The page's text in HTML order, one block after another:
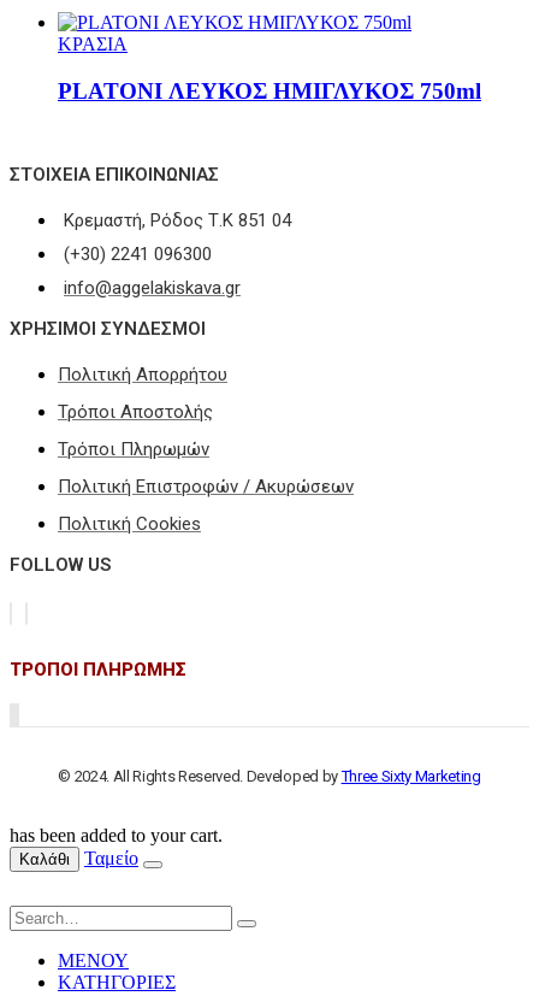
ΚΡΑΣΙΑ
PLATONI ΛΕΥΚΟΣ ΗΜΙΓΛΥΚΟΣ 750ml
ΣΤΟΙΧΕΊΑ ΕΠΙΚΟΙΝΩΝΊΑΣ
Κρεμαστή, Ρόδος Τ.Κ 851 04
(+30) 2241 096300
info@aggelakiskava.gr
ΧΡΗΣΙΜΟΙ ΣΥΝΔΕΣΜΟΙ
Πολιτική Απορρήτου
Τρόποι Αποστολής
Τρόποι Πληρωμών
Πολιτική Επιστροφών / Ακυρώσεων
Πολιτική Cookies
FOLLOW US
ΤΡΟΠΟΙ ΠΛΗΡΩΜΗΣ
© 2024. All Rights Reserved. Developed byThree Sixty Marketing
has been added to your cart.
Καλάθι Ταμείο
ΜΕΝΟΥ
ΚΑΤΗΓΟΡΙΕΣ